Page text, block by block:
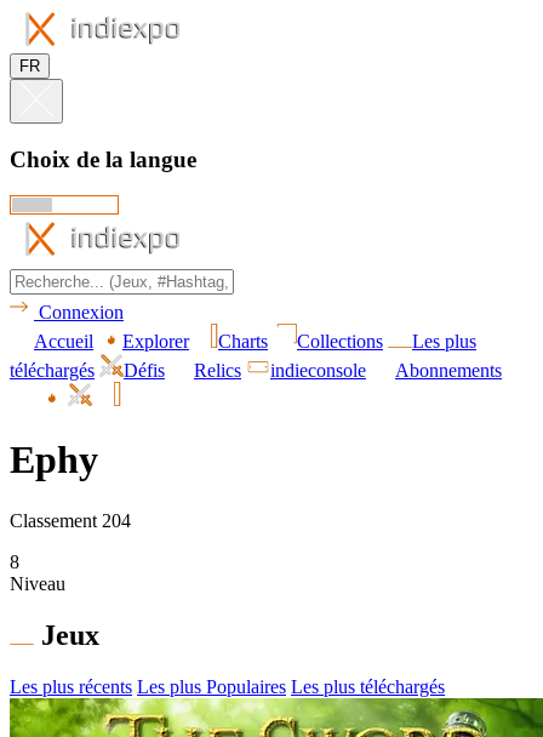
FR
Choix de la langue
Connexion
Accueil
Explorer Charts Collections
Les plus
téléchargés
Défis Relics indieconsole Abonnements
Ephy
Classement 204
8
Niveau
Jeux
Les plus récents Les plus Populaires Les plus téléchargés